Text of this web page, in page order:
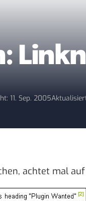
11. Sep. 2005
achtet mal